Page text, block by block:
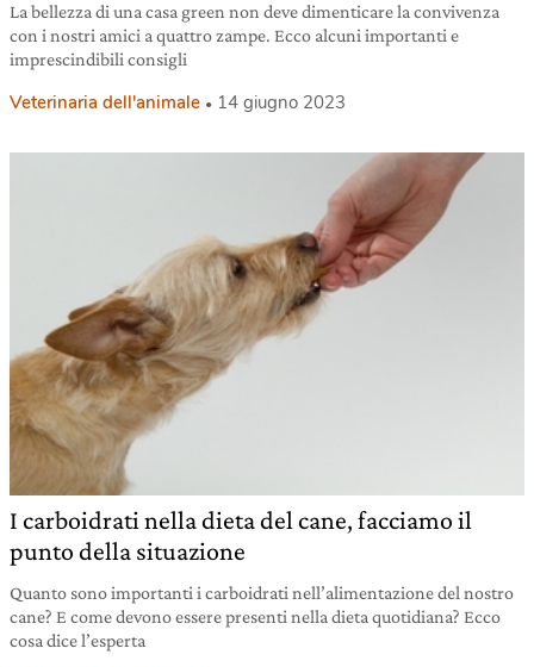
La bellezza di una casa green non deve dimenticare la convivenza
con i nostri amici a quattro zampe. Ecco alcuni importanti e
imprescindibili consigli
Veterinaria dell'animale 14 giugno 2023
I carboidrati nella dieta del cane, facciamo il
punto della situazione
Quanto sono importanti i carboidrati nell’alimentazione del nostro
cane? E come devono essere presenti nella dieta quotidiana? Ecco
cosa dice l’esperta